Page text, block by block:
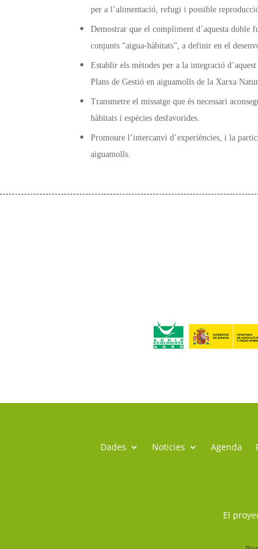
per a l’alimentació, refugi i possible
Demostrar que el compliment d’aquesta doble
conjunts “aigua-hàbitats”, a definir en el
Establir els mètodes per a la integració
Plans de Gestió en aiguamolls de la Xarxa
Transmetre el missatge que és necessari
hàbitats i espècies desfavorides.
Promoure l’intercanvi d’experiències, i la
aiguamolls.
Dades Noticies Agenda
El